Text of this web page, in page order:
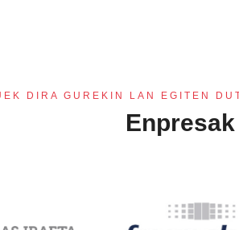
DIRA GUREKIN LAN EGITEN
Enpresak